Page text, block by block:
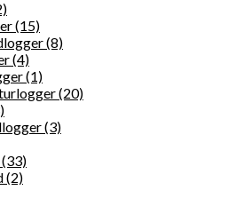
(15)
(8)
(4)
(1)
(20)
(3)
(2)